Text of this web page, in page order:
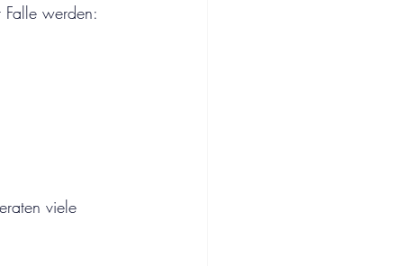
werden:
viele